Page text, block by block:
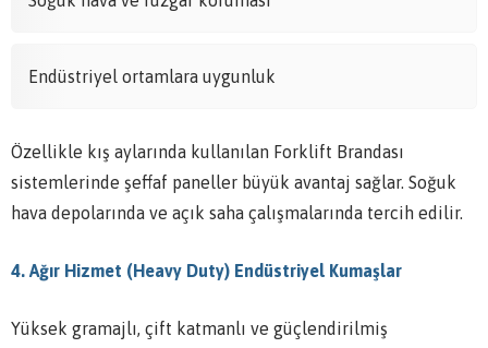
Endüstriyel ortamlara uygunluk
Özellikle kış aylarında kullanılan Forklift Brandası
sistemlerinde şeffaf paneller büyük avantaj sağlar. Soğuk
hava depolarında ve açık saha çalışmalarında tercih edilir.
4. Ağır Hizmet (Heavy Duty) Endüstriyel Kumaşlar
Yüksek gramajlı, çift katmanlı ve güçlendirilmiş